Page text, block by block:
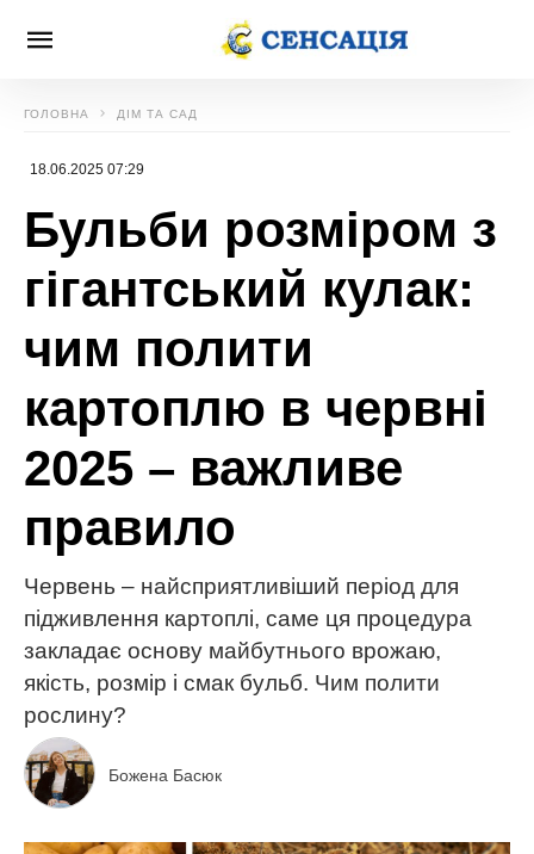
ГОЛОВНА ДІМ ТА САД
18.06.2025 07:29
Бульби розміром з
гігантський кулак:
чим полити
картоплю в червні
2025 – важливе
правило
Червень – найсприятливіший період для
підживлення картоплі, саме ця процедура
закладає основу майбутнього врожаю,
якість, розмір і смак бульб. Чим полити
рослину?
Божена Басюк